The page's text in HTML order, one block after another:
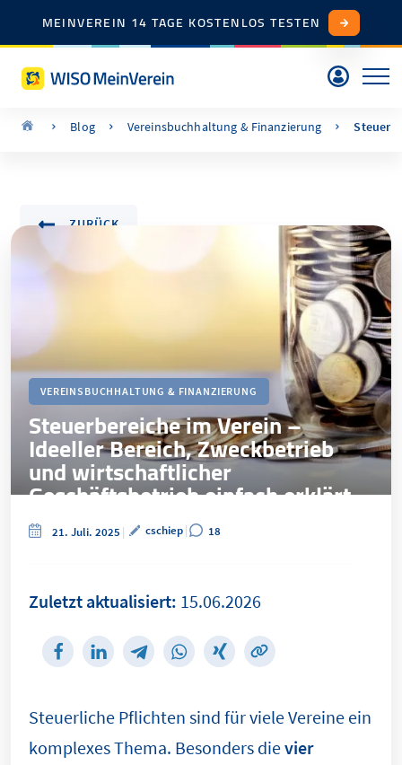
MEINVEREIN 14 TAGE KOSTENLOS TESTEN
Blog Vereinsbuchhaltung & Finanzierung
ZURÜCK
VEREINSBUCHHALTUNG & FINANZIERUNG
Steuerbereiche im Verein –
Ideeller Bereich, Zweckbetrieb
und wirtschaftlicher
Geschäftsbetrieb einfach erklärt
21. Juli. 2025 cschiep 18
Zuletzt aktualisiert: 15.06.2026
Steuerliche Pflichten sind für viele Vereine ein
komplexes Thema. Besonders dievier